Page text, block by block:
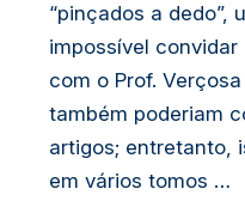
“pinçados a dedo”,
impossível
com o Prof.
também poderiam
artigos; entretanto,
em vários tomos …